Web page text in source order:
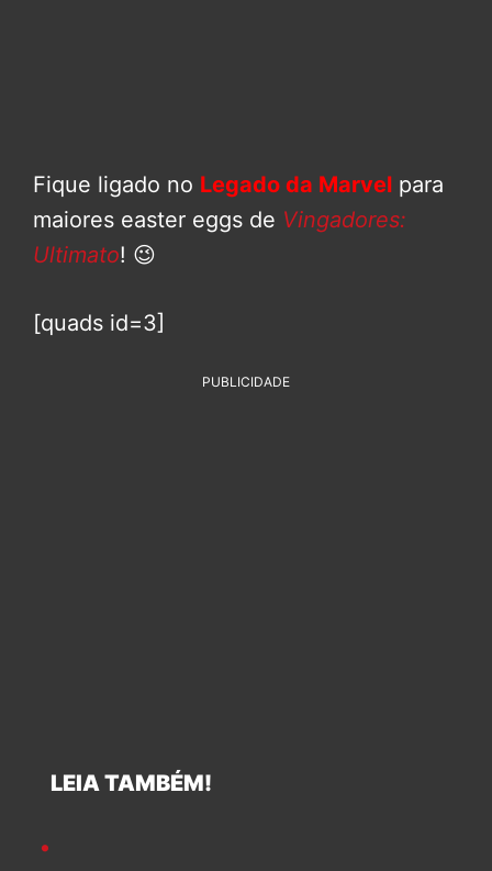
Fique ligado no Legado da Marvel para
maiores easter eggs de Vingadores:
Ultimato! 😉
[quads id=3]
PUBLICIDADE
LEIA TAMBÉM!